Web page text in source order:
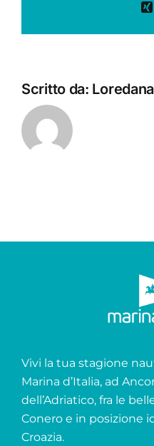
Scritto da:
Vivi la tua stagione
Marina d’Italia, ad
dell’Adriatico, fra le
Conero e in posizione
Croazia.